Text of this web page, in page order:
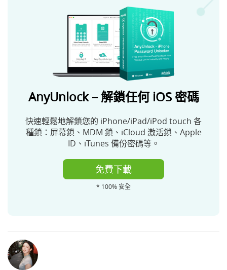
AnyUnlock – 解鎖任何 iOS 密碼
快速輕鬆地解鎖您的 iPhone/iPad/iPod touch 各
種鎖：屏幕鎖、MDM 鎖、iCloud 激活鎖、Apple
ID、iTunes 備份密碼等。
免費下載
* 100% 安全